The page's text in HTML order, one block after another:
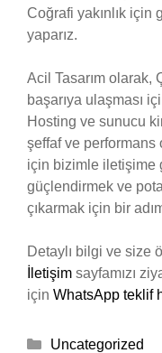
Coğrafi yakınlık için
yaparız.
Acil Tasarım olarak,
başarıya ulaşması
Hosting ve sunucu
şeffaf ve performans
için bizimle iletişime
güçlendirmek ve
çıkarmak için bir
Detaylı bilgi ve size
İletişim sayfamızı
için WhatsApp teklif
Kategoriler
Uncategorized